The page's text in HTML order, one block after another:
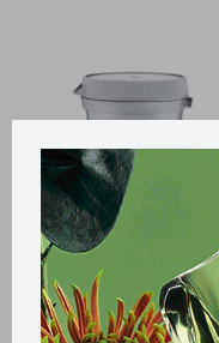
HOY
Llega en2 HS